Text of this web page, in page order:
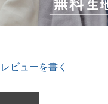
レビューを書く